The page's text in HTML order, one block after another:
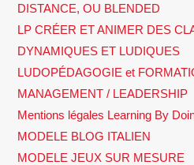
DISTANCE, OU BLENDED
LP CRÉER ET ANIMER DES
DYNAMIQUES ET LUDIQUES
LUDOPÉDAGOGIE et
MANAGEMENT / LEADERSHIP
Mentions légales Learning By
MODELE BLOG ITALIEN
MODELE JEUX SUR MESURE